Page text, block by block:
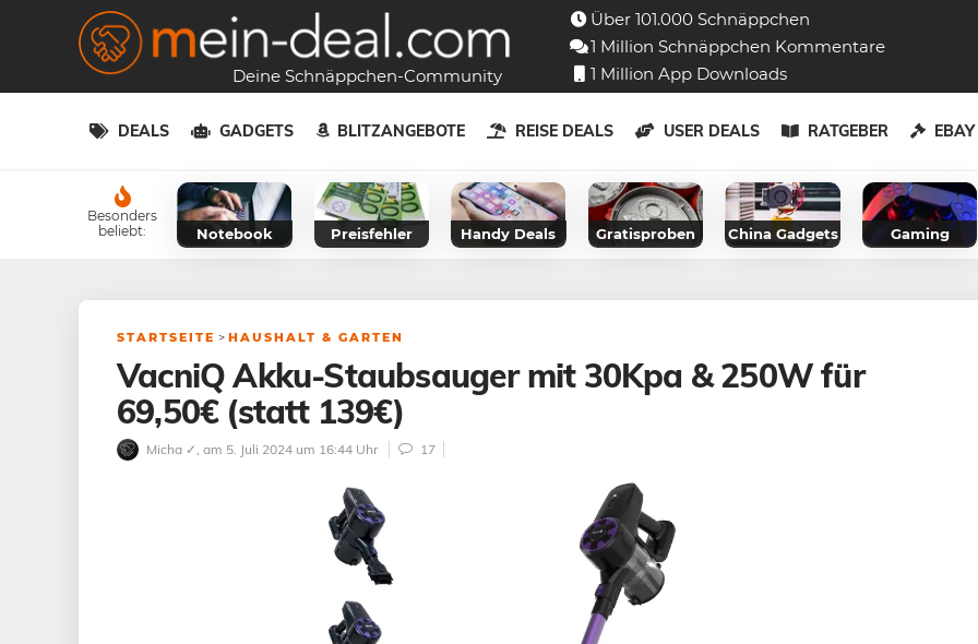
Deine Schnäppchen-Community
Über 101.000 Schnäppchen
1 Million Schnäppchen Kommentare
1 Million App Downloads
DEALS GADGETS BLITZANGEBOTE REISE DEALS USER DEALS RATGEBER
Besonders
beliebt:
Notebook Preisfehler Handy Deals Gratisproben China Gadgets Gaming
STARTSEITE > HAUSHALT & GARTEN
VacniQ Akku-Staubsauger mit 30Kpa & 250W für
69,50€ (statt 139€)
Micha ✓ , am 5. Juli 2024 um 16:44 Uhr 17